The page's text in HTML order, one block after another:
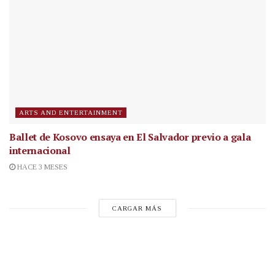
ARTS AND ENTERTAINMENT
Ballet de Kosovo ensaya en El Salvador previo a gala
internacional
HACE 3 MESES
CARGAR MÁS